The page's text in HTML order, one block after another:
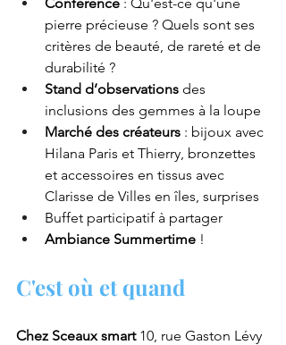
pierre précieuse ? Quels sont ses
critères de beauté, de rareté et de
durabilité ?
Stand d’observations des
inclusions des gemmes à la loupe
Marché des créateurs : bijoux avec
Hilana Paris et Thierry, bronzettes
et accessoires en tissus avec
Clarisse de Villes en îles, surprises
Buffet participatif à partager
Ambiance Summertime !
C'est où et quand
Chez Sceaux smart 10, rue Gaston Lévy